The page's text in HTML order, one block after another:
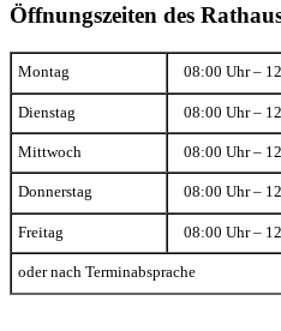
Öffnungszeiten des
Montag 08:00 Uhr –
Dienstag 08:00 Uhr –
Mittwoch 08:00 Uhr –
Donnerstag 08:00 Uhr –
Freitag 08:00 Uhr –
oder nach Terminabsprache